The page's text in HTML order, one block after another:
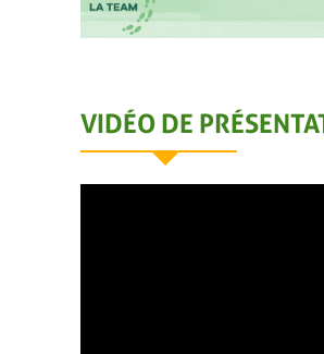
VIDÉO DE